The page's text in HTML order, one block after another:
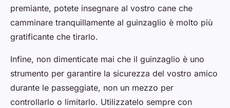
premiante, potete insegnare al vostro cane che
camminare tranquillamente al guinzaglio è molto più
gratificante che tirarlo.
Infine, non dimenticate mai che il guinzaglio è uno
strumento per garantire la sicurezza del vostro amico
durante le passeggiate, non un mezzo per
controllarlo o limitarlo. Utilizzatelo sempre con